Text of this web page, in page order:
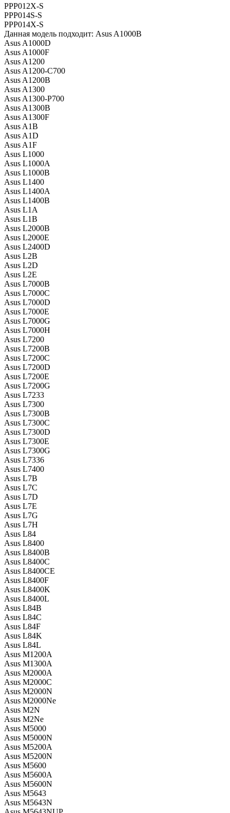
PPP012X-S
PPP014S-S
PPP014X-S
Данная модель подходит: Asus A1000B
Asus A1000D
Asus A1000F
Asus A1200
Asus A1200-C700
Asus A1200B
Asus A1300
Asus A1300-P700
Asus A1300B
Asus A1300F
Asus A1B
Asus A1D
Asus A1F
Asus L1000
Asus L1000A
Asus L1000B
Asus L1400
Asus L1400A
Asus L1400B
Asus L1A
Asus L1B
Asus L2000B
Asus L2000E
Asus L2400D
Asus L2B
Asus L2D
Asus L2E
Asus L7000B
Asus L7000C
Asus L7000D
Asus L7000E
Asus L7000G
Asus L7000H
Asus L7200
Asus L7200B
Asus L7200C
Asus L7200D
Asus L7200E
Asus L7200G
Asus L7233
Asus L7300
Asus L7300B
Asus L7300C
Asus L7300D
Asus L7300E
Asus L7300G
Asus L7336
Asus L7400
Asus L7B
Asus L7C
Asus L7D
Asus L7E
Asus L7G
Asus L7H
Asus L84
Asus L8400
Asus L8400B
Asus L8400C
Asus L8400CE
Asus L8400F
Asus L8400K
Asus L8400L
Asus L84B
Asus L84C
Asus L84F
Asus L84K
Asus L84L
Asus M1200A
Asus M1300A
Asus M2000A
Asus M2000C
Asus M2000N
Asus M2000Ne
Asus M2N
Asus M2Ne
Asus M5000
Asus M5000N
Asus M5200A
Asus M5200N
Asus M5600
Asus M5600A
Asus M5600N
Asus M5643
Asus M5643N